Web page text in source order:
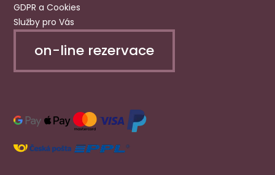
GDPR a Cookies
Služby pro Vás
on-line rezervace